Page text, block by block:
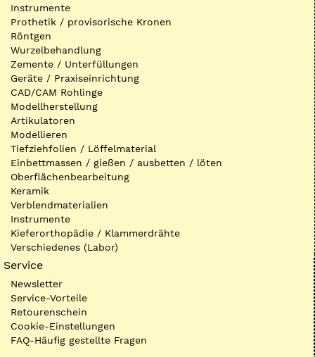
Instrumente
Prothetik / provisorische Kronen
Röntgen
Wurzelbehandlung
Zemente / Unterfüllungen
Geräte / Praxiseinrichtung
CAD/CAM Rohlinge
Modellherstellung
Artikulatoren
Modellieren
Tiefziehfolien / Löffelmaterial
Einbettmassen / gießen / ausbetten / löten
Oberflächenbearbeitung
Keramik
Verblendmaterialien
Instrumente
Kieferorthopädie / Klammerdrähte
Verschiedenes (Labor)
Service
Newsletter
Service-Vorteile
Retourenschein
Cookie-Einstellungen
FAQ-Häufig gestellte Fragen